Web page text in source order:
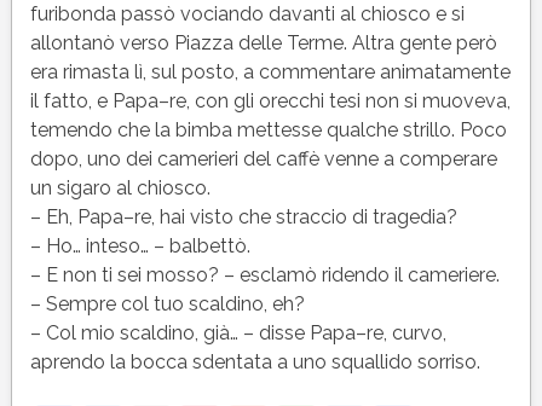
furibonda passò vociando davanti al chiosco e si
allontanò verso Piazza delle Terme. Altra gente però
era rimasta lì, sul posto, a commentare animatamente
il fatto, e Papa–re, con gli orecchi tesi non si muoveva,
temendo che la bimba mettesse qualche strillo. Poco
dopo, uno dei camerieri del caffè venne a comperare
un sigaro al chiosco.
– Eh, Papa–re, hai visto che straccio di tragedia?
– Ho… inteso… – balbettò.
– E non ti sei mosso? – esclamò ridendo il cameriere.
– Sempre col tuo scaldino, eh?
– Col mio scaldino, già… – disse Papa–re, curvo,
aprendo la bocca sdentata a uno squallido sorriso.